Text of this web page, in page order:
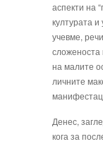
аспекти на
културата и
учевме,
на малите
личните
Денес,
кога за